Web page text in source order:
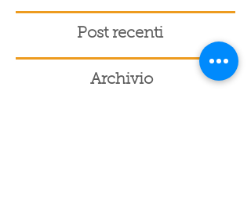
Post recenti
Archivio